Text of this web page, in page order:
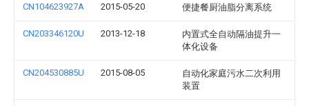
CN104623927A 2015-05-20 便捷餐厨油脂分离系统
CN203346120U 2013-12-18
内置式全自动隔油提升一
体化设备
CN204530885U 2015-08-05
自动化家庭污水二次利用
装置